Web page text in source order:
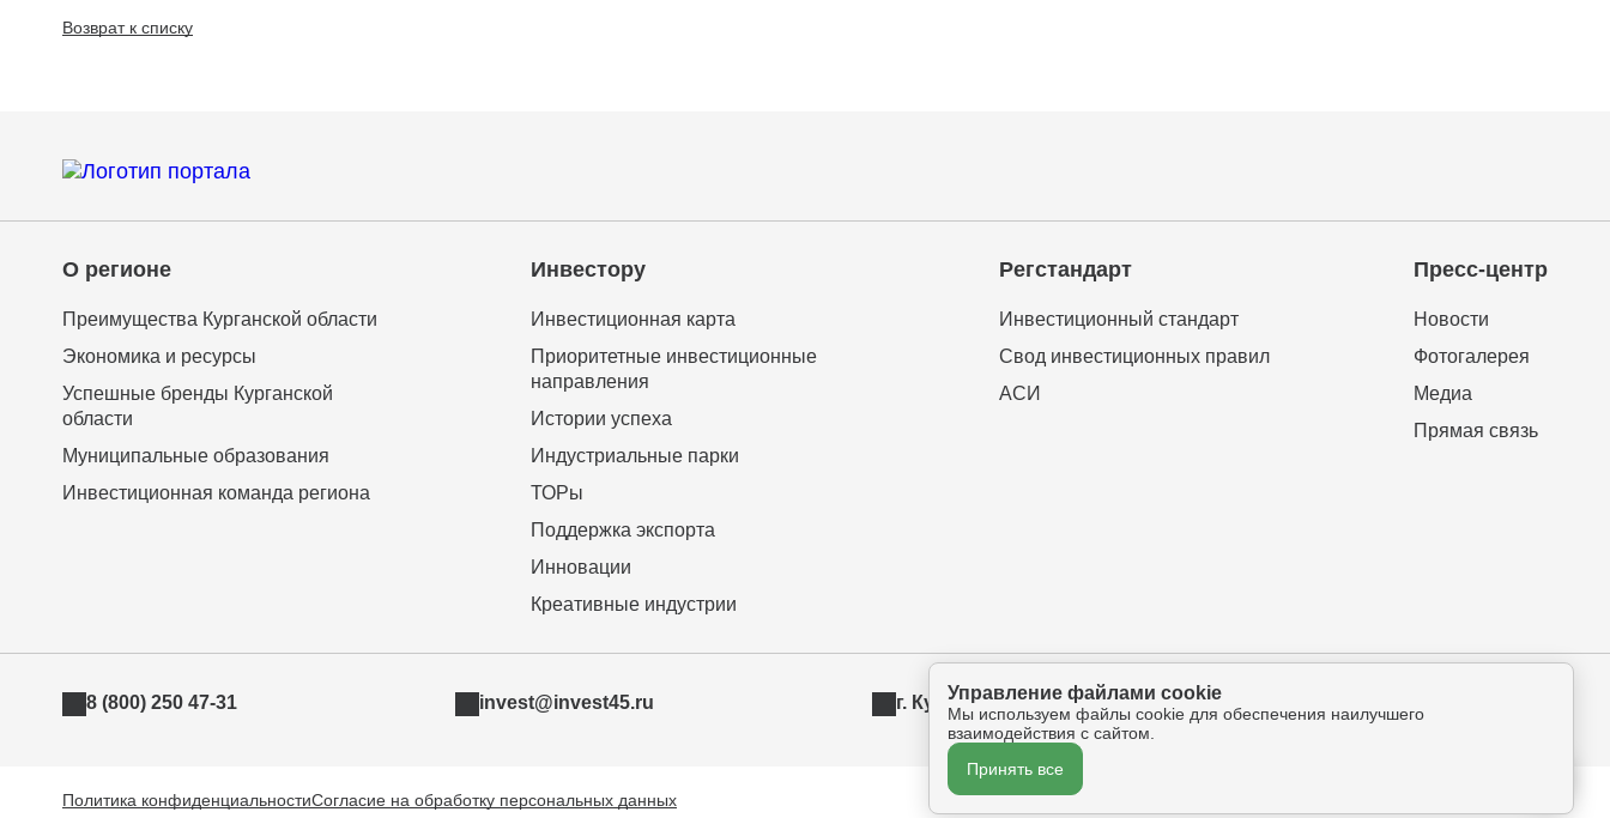
Возврат к списку
О регионе
Преимущества Курганской области
Экономика и ресурсы
Успешные бренды Курганской
области
Муниципальные образования
Инвестиционная команда региона
Инвестору
Инвестиционная карта
Приоритетные инвестиционные
направления
Истории успеха
Индустриальные парки
ТОРы
Поддержка экспорта
Инновации
Креативные индустрии
Регстандарт
Инвестиционный стандарт
Свод инвестиционных правил
АСИ
Пресс-центр
Новости
Фотогалерея
Медиа
Прямая связь
8 (800) 250 47-31 invest@invest45.ru г. Курган, ул. Бурова-Петрова 112а, оф.325
Политика конфиденциальностиСогласие на обработку персональных данных
Управление файлами cookie
Мы используем файлы cookie для обеспечения наилучшего
взаимодействия с сайтом.
Принять все